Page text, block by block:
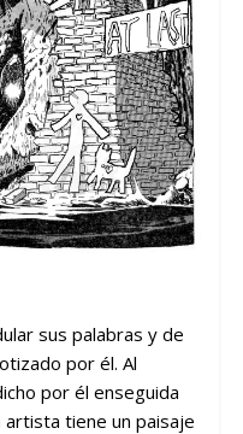
sus palabras y de
por él. Al
por él enseguida
artista tiene un paisaje